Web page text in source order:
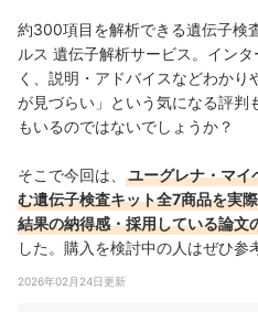
約300項目を解析できる遺伝子検
ルス 遺伝子解析サービス。イン
く、説明・アドバイスなどわか
が見づらい」という気になる評判
もいるのではないでしょうか？
そこで今回は、
ユーグレナ・マイ
む遺伝子検査キット全7商品を実
結果の納得感・採用している論文
した。購入を検討中の人はぜひ参
2026年02月24日更新